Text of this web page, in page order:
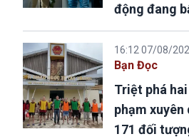
động đang
16:12 07/08/
Bạn Đọc
Triệt phá
phạm
171 đối